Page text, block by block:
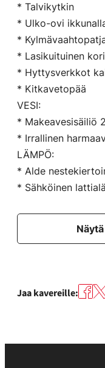
* Talvikytkin
* Ulko-ovi
*
* Lasikuituinen
* Hyttysverkkot
* Kitkavetopää
VESI:
* Makeavesisäiliö
* Irrallinen
LÄMPÖ:
* Alde
* Sähköinen
Jaa kavereille: